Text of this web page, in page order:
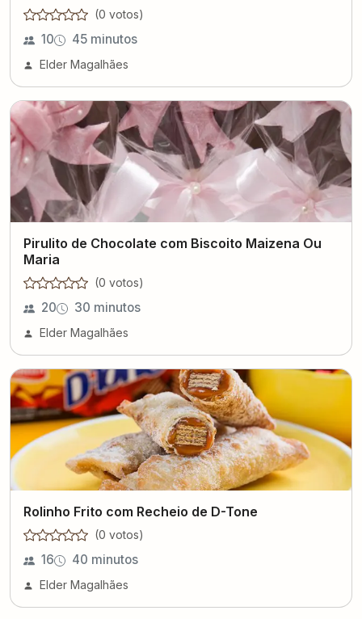
(0 votos)
10 45 minutos
Elder Magalhães
Pirulito de Chocolate com Biscoito Maizena Ou
Maria
(0 votos)
20 30 minutos
Elder Magalhães
Rolinho Frito com Recheio de D-Tone
(0 votos)
16 40 minutos
Elder Magalhães